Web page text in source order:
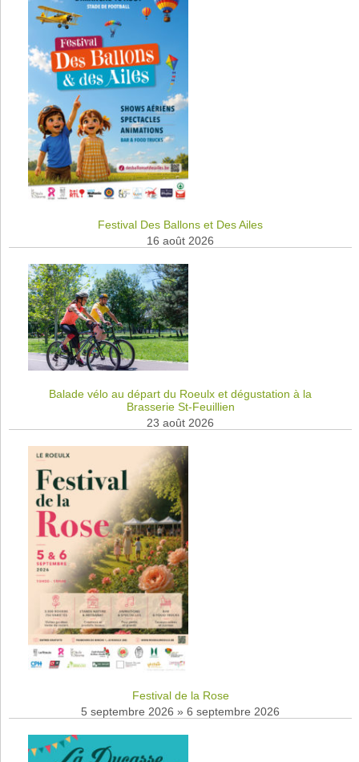
Festival Des Ballons et Des Ailes
16 août 2026
Balade vélo au départ du Roeulx et dégustation à la
Brasserie St-Feuillien
23 août 2026
Festival de la Rose
5 septembre 2026 » 6 septembre 2026